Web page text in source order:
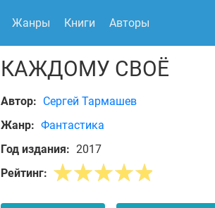
Жанры Книги Авторы
КАЖДОМУ СВОЁ
Автор: Сергей Тармашев
Жанр: Фантастика
Год издания: 2017
Рейтинг: